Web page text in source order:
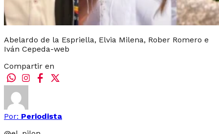
Abelardo de la Espriella, Elvia Milena, Rober Romero e
Iván Cepeda-web
Compartir en
Por: Periodista